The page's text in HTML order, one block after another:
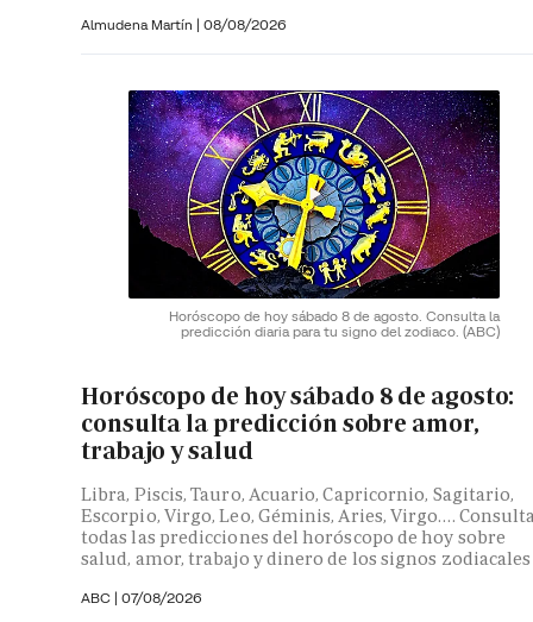
Almudena Martín | 08/08/2026
Horóscopo de hoy sábado 8 de agosto. Consulta la
predicción diaria para tu signo del zodiaco. (ABC)
Horóscopo de hoy sábado 8 de agosto:
consulta la predicción sobre amor,
trabajo y salud
Libra, Piscis, Tauro, Acuario, Capricornio, Sagitario,
Escorpio, Virgo, Leo, Géminis, Aries, Virgo….
todas las predicciones del horóscopo de hoy sobre
salud, amor, trabajo y dinero de los signos zodiacales
ABC | 07/08/2026